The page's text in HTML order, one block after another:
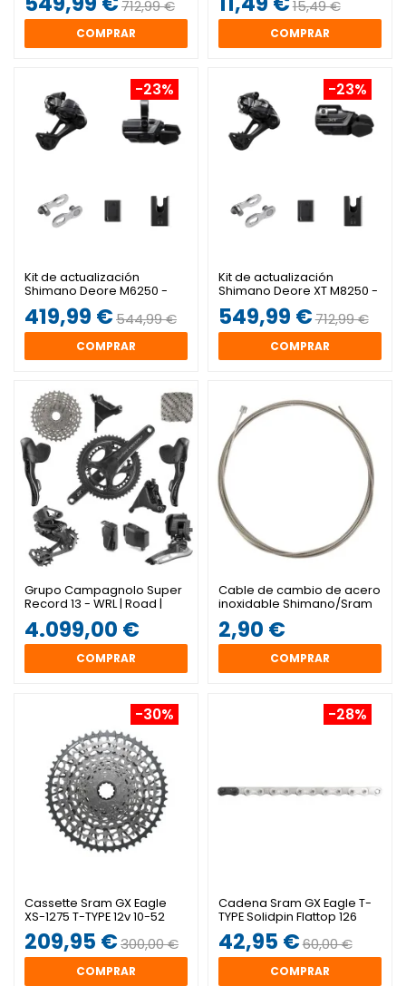
712,99 €
COMPRAR
15,49 €
COMPRAR
-23%
Kit de actualización
Shimano Deore M6250 -
Di2 SGS 1x12v Abrazadera
419,99 €544,99 €
COMPRAR
-23%
Kit de actualización
Shimano Deore XT M8250 -
Di2 SGS 1x12v I-SPEC EV
549,99 €712,99 €
COMPRAR
Grupo Campagnolo Super
Record 13 - WRL | Road |
2x13 Velocidades
4.099,00 €
COMPRAR
Cable de cambio de acero
inoxidable Shimano/Sram
2200mm
2,90 €
COMPRAR
-30%
Cassette Sram GX Eagle
XS-1275 T-TYPE 12v 10-52
SILVER
209,95 €300,00 €
COMPRAR
-28%
Cadena Sram GX Eagle T-
TYPE Solidpin Flattop 126
eslabones 12v
42,95 €60,00 €
COMPRAR